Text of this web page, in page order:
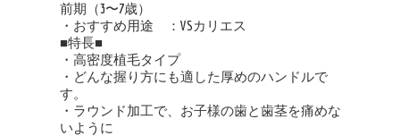
前期（3〜7歳）
・おすすめ用途 ：VSカリエス
■特長■
・高密度植毛タイプ
・どんな握り方にも適した厚めのハンドルで
す。
・ラウンド加工で、お子様の歯と歯茎を痛めな
いように